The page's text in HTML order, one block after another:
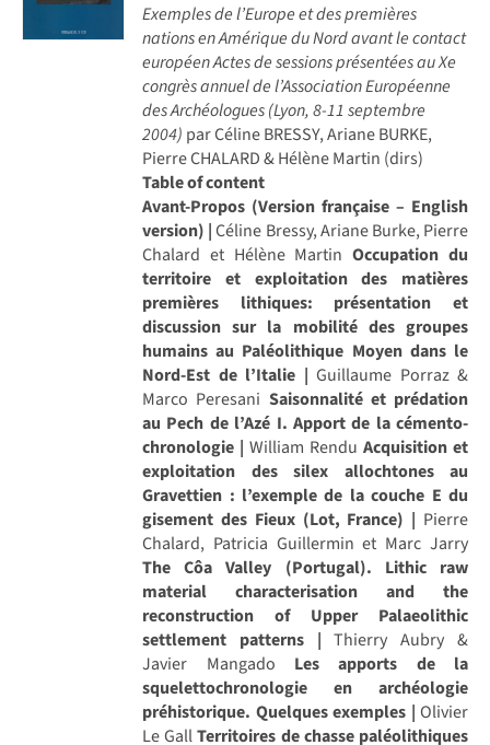
Exemples de l’Europe et des premières
nations en Amérique du Nord avant le contact
européenActes de sessions présentées au Xe
congrès annuel de l’Association Européenne
des Archéologues (Lyon, 8-11 septembre
2004) par Céline BRESSY, Ariane BURKE,
Pierre CHALARD & Hélène Martin (dirs)
Table of content
Avant-Propos (Version française – English
version) |Céline Bressy, Ariane Burke, Pierre
Chalard et Hélène MartinOccupation du
territoire et exploitation des matières
premières lithiques: présentation et
discussion sur la mobilité des groupes
humains au Paléolithique Moyen dans le
Nord-Est de l’Italie | Guillaume Porraz &
Marco Peresani Saisonnalité et prédation
au Pech de l’Azé I. Apport de la cémento-
chronologie | William RenduAcquisition et
exploitation des silex allochtones au
Gravettien : l’exemple de la couche E du
gisement des Fieux (Lot, France) | Pierre
Chalard, Patricia Guillermin et Marc Jarry
The Côa Valley (Portugal). Lithic raw
material characterisation and the
reconstruction of Upper Palaeolithic
settlement patterns | Thierry Aubry &
Javier Mangado Les apports de la
squelettochronologie en archéologie
préhistorique. Quelques exemples | Olivier
Le GallTerritoires de chasse paléolithiques